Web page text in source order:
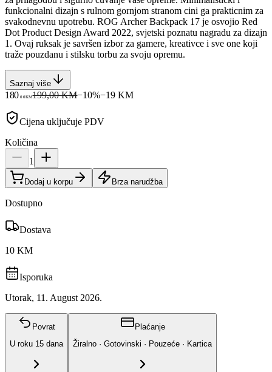
funkcionalni dizajn s rulnom gornjom stranom cini ga prakticnim za
svakodnevnu upotrebu. ROG Archer Backpack 17 je osvojio Red
Dot Product Design Award 2022, svjetski poznatu nagradu za dizajn
1. Ovaj ruksak je savršen izbor za gamere, kreativce i sve one koji
traže pouzdanu i stilsku torbu za svoju opremu.
Saznaj više
180 00KM199,00 KM−10%−19 KM
Cijena uključuje PDV
Količina
1
Dodaj u korpu Brza narudžba
Dostupno
Dostava
10 KM
Isporuka
Utorak, 11. August 2026.
Povrat
U roku 15 dana
Plaćanje
Žiralno · Gotovinski · Pouzeće · Kartica